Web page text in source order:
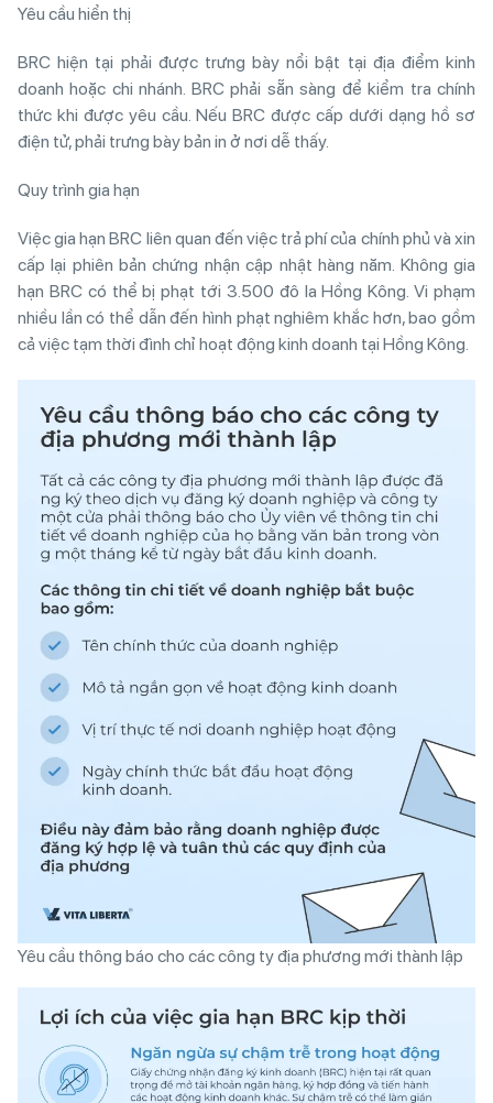
Yêu cầu hiển thị
BRC hiện tại phải được trưng bày nổi bật tại địa điểm kinh
doanh hoặc chi nhánh. BRC phải sẵn sàng để kiểm tra chính
thức khi được yêu cầu. Nếu BRC được cấp dưới dạng hồ sơ
điện tử, phải trưng bày bản in ở nơi dễ thấy.
Quy trình gia hạn
Việc gia hạn BRC liên quan đến việc trả phí của chính phủ và xin
cấp lại phiên bản chứng nhận cập nhật hàng năm. Không gia
hạn BRC có thể bị phạt tới 3.500 đô la Hồng Kông. Vi phạm
nhiều lần có thể dẫn đến hình phạt nghiêm khắc hơn, bao gồm
cả việc tạm thời đình chỉ hoạt động kinh doanh tại Hồng Kông.
Yêu cầu thông báo cho các công ty địa phương mới thành lập